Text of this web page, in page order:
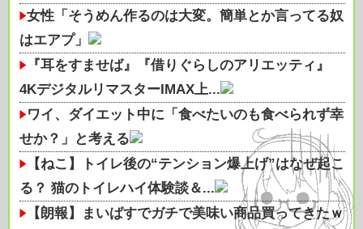
女性「そうめん作るのは大変。簡単とか言ってる奴
はエアプ」
『耳をすませば』『借りぐらしのアリエッティ』
4KデジタルリマスターIMAX上...
ワイ、ダイエット中に「食べたいのも食べられず幸
せか？」と考える
【ねこ】トイレ後の“テンション爆上げ”はなぜ起こ
る？ 猫のトイレハイ体験談＆...
【朗報】まいばすでガチで美味い商品買ってきたｗ